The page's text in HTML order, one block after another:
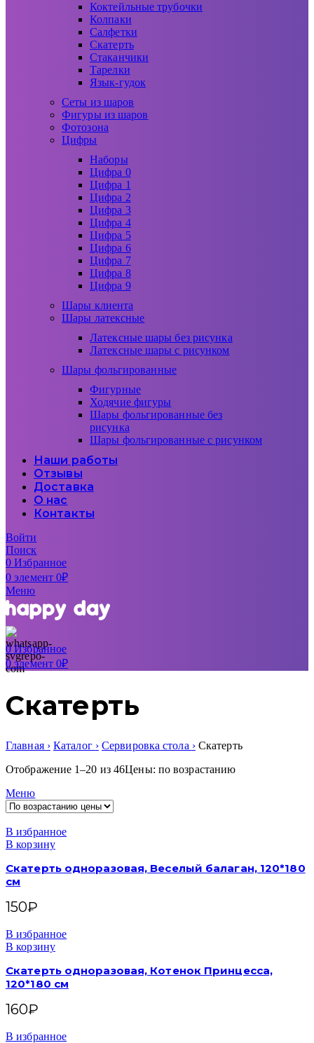
Коктейльные трубочки
Колпаки
Салфетки
Скатерть
Стаканчики
Тарелки
Язык-гудок
Сеты из шаров
Фигуры из шаров
Фотозона
Цифры
Наборы
Цифра 0
Цифра 1
Цифра 2
Цифра 3
Цифра 4
Цифра 5
Цифра 6
Цифра 7
Цифра 8
Цифра 9
Шары клиента
Шары латексные
Латексные шары без рисунка
Латексные шары с рисунком
Шары фольгированные
Фигурные
Ходячие фигуры
Шары фольгированные без
рисунка
Шары фольгированные с рисунком
Наши работы
Отзывы
Доставка
О нас
Контакты
Войти
Поиск
0Избранное
0элемент 0₽
Меню
0Избранное
0элемент 0₽
Скатерть
Главная Каталог Сервировка стола
Скатерть
Отображение 1–20 из 46Цены: по возрастанию
Меню
В избранное
В корзину
Скатерть одноразовая, Веселый балаган, 120*180
см
150₽
В избранное
В корзину
Скатерть одноразовая, Котенок Принцесса,
120*180 см
160₽
В избранное